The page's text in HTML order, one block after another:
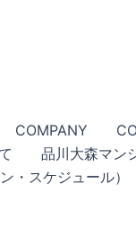
COMPANY
品川大森マン
・スケジュール）